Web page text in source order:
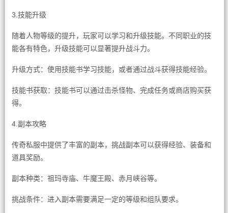
3.技能升级
随着人物等级的提升，玩家可以学习和升级技能。不同职业的技
能各有特色，升级技能可以显著提升战斗力。
升级方式：使用技能书学习技能，或者通过战斗获得技能经验。
技能书获取：技能书可以通过击杀怪物、完成任务或商店购买获
得。
4.副本攻略
传奇私服中提供了丰富的副本，挑战副本可以获得经验、装备和
道具奖励。
副本种类：祖玛寺庙、牛魔王殿、赤月峡谷等。
挑战条件：进入副本需要满足一定的等级和组队要求。